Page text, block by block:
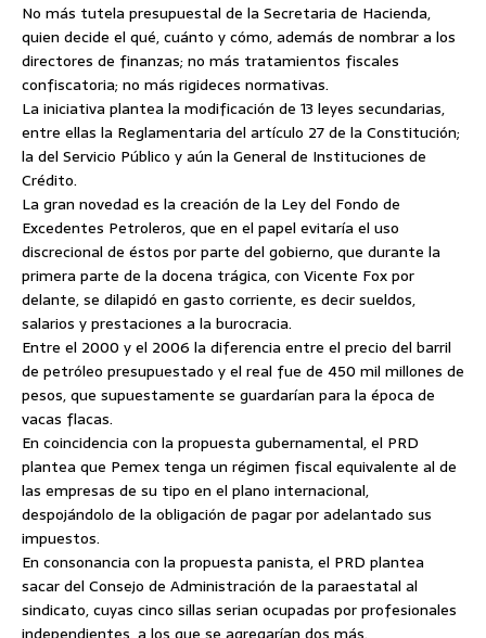
No más tutela presupuestal de la Secretaria de Hacienda,
quien decide el qué, cuánto y cómo, además de nombrar a los
directores de finanzas; no más tratamientos fiscales
confiscatoria; no más rigideces normativas.
La iniciativa plantea la modificación de 13 leyes secundarias,
entre ellas la Reglamentaria del artículo 27 de la Constitución;
la del Servicio Público y aún la General de Instituciones de
Crédito.
La gran novedad es la creación de la Ley del Fondo de
Excedentes Petroleros, que en el papel evitaría el uso
discrecional de éstos por parte del gobierno, que durante la
primera parte de la docena trágica, con Vicente Fox por
delante, se dilapidó en gasto corriente, es decir sueldos,
salarios y prestaciones a la burocracia.
Entre el 2000 y el 2006 la diferencia entre el precio del barril
de petróleo presupuestado y el real fue de 450 mil millones de
pesos, que supuestamente se guardarían para la época de
vacas flacas.
En coincidencia con la propuesta gubernamental, el PRD
plantea que Pemex tenga un régimen fiscal equivalente al de
las empresas de su tipo en el plano internacional,
despojándolo de la obligación de pagar por adelantado sus
impuestos.
En consonancia con la propuesta panista, el PRD plantea
sacar del Consejo de Administración de la paraestatal al
sindicato, cuyas cinco sillas serian ocupadas por profesionales